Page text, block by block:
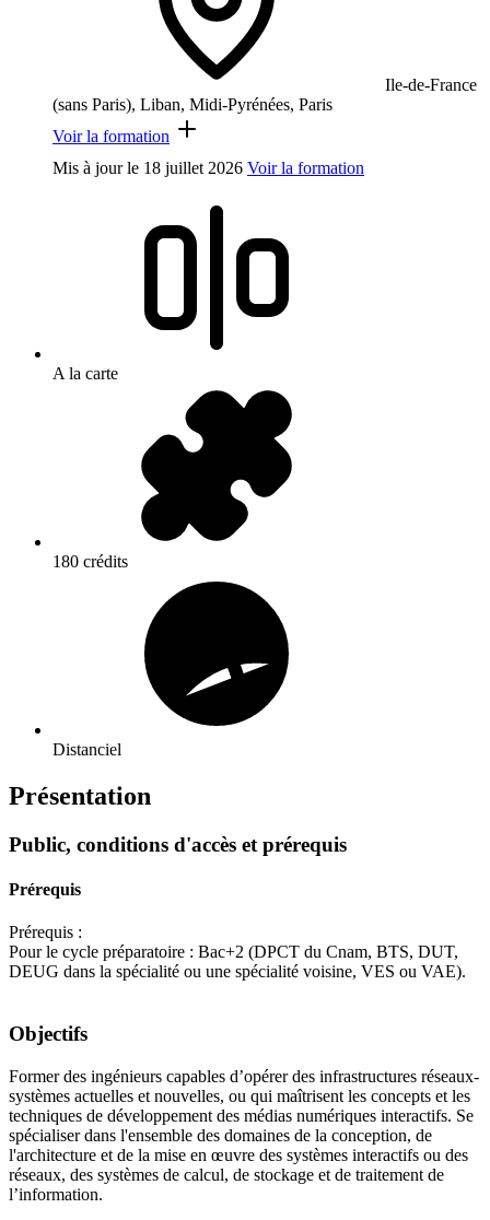
Ile-de-France
(sans Paris), Liban, Midi-Pyrénées, Paris
Voir la formation
Mis à jour le 18 juillet 2026 Voir la formation
A la carte
180 crédits
Distanciel
Présentation
Public, conditions d'accès et prérequis
Prérequis
Prérequis :
Pour le cycle préparatoire : Bac+2 (DPCT du Cnam, BTS, DUT,
DEUG dans la spécialité ou une spécialité voisine, VES ou VAE).
Objectifs
Former des ingénieurs capables d’opérer des infrastructures réseaux-
systèmes actuelles et nouvelles, ou qui maîtrisent les concepts et les
techniques de développement des médias numériques interactifs. Se
spécialiser dans l'ensemble des domaines de la conception, de
l'architecture et de la mise en œuvre des systèmes interactifs ou des
réseaux, des systèmes de calcul, de stockage et de traitement de
l’information.